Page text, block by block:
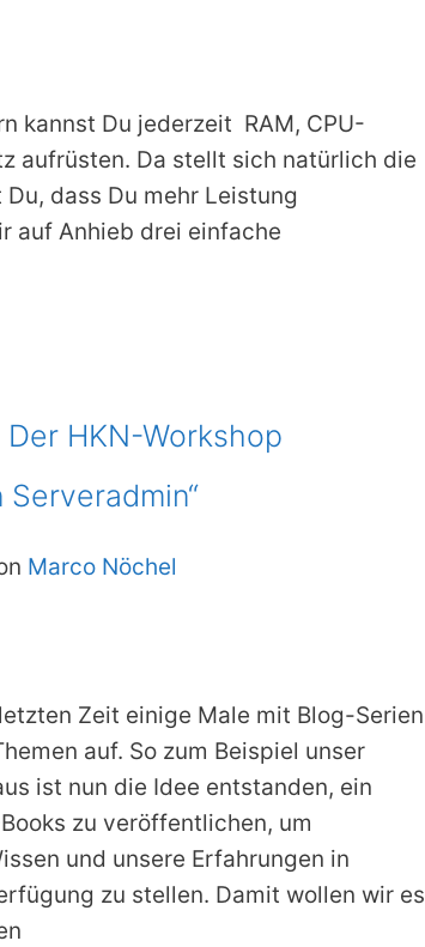
kannst Du jederzeit RAM, CPU-
aufrüsten. Da stellt sich natürlich die
dass Du mehr Leistung
auf Anhieb drei einfache
HKN-Workshop
Marco Nöchel
Zeit einige Male mit Blog-Serien
auf. So zum Beispiel unser
ist nun die Idee entstanden, ein
zu veröffentlichen, um
und unsere Erfahrungen in
zu stellen. Damit wollen wir es